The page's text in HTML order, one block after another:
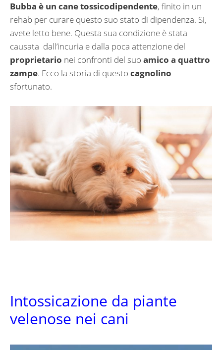
Bubba è un cane tossicodipendente, finito in un
rehab per curare questo suo stato di dipendenza. Si,
avete letto bene. Questa sua condizione è stata
causata dall’incuria e dalla poca attenzione del
proprietario nei confronti del suo amico a quattro
zampe. Ecco la storia di questo cagnolino
sfortunato.
Intossicazione da piante
velenose nei cani